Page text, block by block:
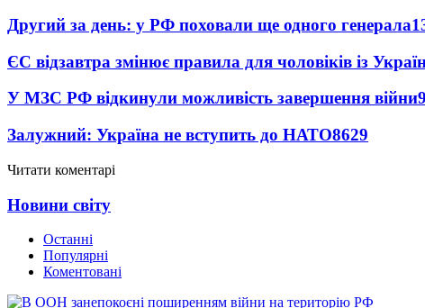
Другий за день: у РФ поховали ще одного генерала
ЄС відзавтра змінює правила для чоловіків із
У МЗС РФ відкинули можливість завершення війни
Залужний: Україна не вступить до НАТО8629
Читати коментарі
Новини світу
Останні
Популярні
Коментовані